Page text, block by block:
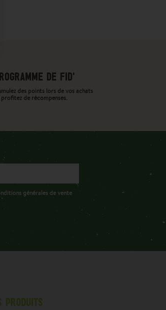
DE FID'
des points lors de vos achats
de récompenses.
générales de vente
PRODUITS